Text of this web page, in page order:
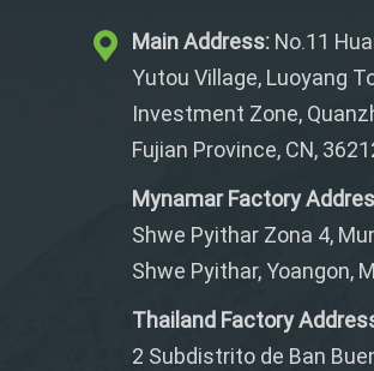
Main Address: No.11
Yutou Village, Luoyang
Investment Zone,
Fujian Province, CN,
Mynamar Factory
Shwe Pyithar Zona 4,
Shwe Pyithar, Yoangon,
Thailand Factory
2 Subdistrito de Ban